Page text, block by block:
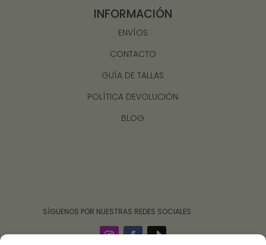
INFORMACIÓN
ENVÍOS
CONTACTO
GUÍA DE TALLAS
POLÍTICA DEVOLUCIÓN
BLOG
‎ ‎ ‎ ‎ ‎ ‎‎ ‎ SÍGUENOS POR NUESTRAS REDES SOCIALES